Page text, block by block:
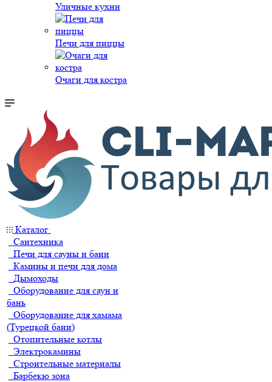
Уличные кухни
Печи для пиццы
Очаги для костра
Каталог
Сантехника
Печи для сауны и бани
Камины и печи для дома
Дымоходы
Оборудование для саун и
бань
Оборудование для хамама
(Турецкой бани)
Отопительные котлы
Электрокамины
Строительные материалы
Барбекю зона